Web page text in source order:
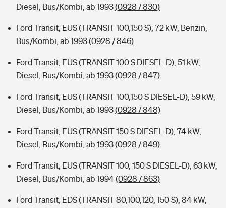
Diesel, Bus/Kombi, ab 1993(0928 / 830)
Ford Transit, EUS (TRANSIT 100,150 S), 72 kW, Benzin,
Bus/Kombi, ab 1993(0928 / 846)
Ford Transit, EUS (TRANSIT 100 S DIESEL-D), 51 kW,
Diesel, Bus/Kombi, ab 1993(0928 / 847)
Ford Transit, EUS (TRANSIT 100,150 S DIESEL-D), 59 kW,
Diesel, Bus/Kombi, ab 1993(0928 / 848)
Ford Transit, EUS (TRANSIT 150 S DIESEL-D), 74 kW,
Diesel, Bus/Kombi, ab 1993(0928 / 849)
Ford Transit, EUS (TRANSIT 100, 150 S DIESEL-D), 63 kW,
Diesel, Bus/Kombi, ab 1994(0928 / 863)
Ford Transit, EDS (TRANSIT 80,100,120, 150 S), 84 kW,